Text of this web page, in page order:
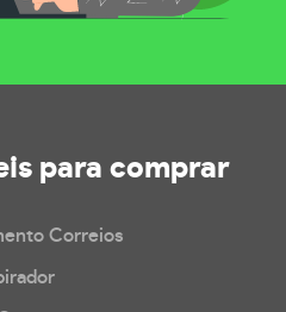
para comprar
Correios